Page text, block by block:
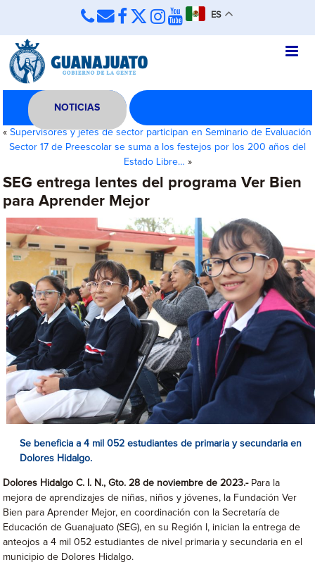
ES
NOTICIAS
«Supervisores y jefes de sector participan en Seminario de Evaluación
Sector 17 de Preescolar se suma a los festejos por los 200 años del
Estado Libre… »
SEG entrega lentes del programa Ver Bien
para Aprender Mejor
Se beneficia a 4 mil 052 estudiantes de primaria y secundaria en
Dolores Hidalgo.
Dolores Hidalgo C. I. N., Gto. 28 de noviembre de 2023.- Para la
mejora de aprendizajes de niñas, niños y jóvenes, la Fundación Ver
Bien para Aprender Mejor, en coordinación con la Secretaría de
Educación de Guanajuato (SEG), en su Región I, inician la entrega de
anteojos a 4 mil 052 estudiantes de nivel primaria y secundaria en el
municipio de Dolores Hidalgo.